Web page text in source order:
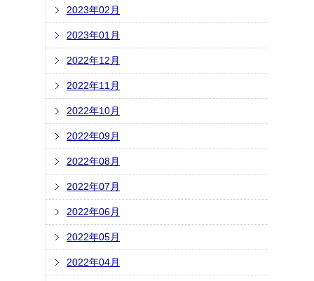
2023年02月
2023年01月
2022年12月
2022年11月
2022年10月
2022年09月
2022年08月
2022年07月
2022年06月
2022年05月
2022年04月